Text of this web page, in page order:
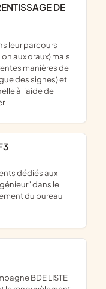
aux oraux) mais
manières de
des signes) et
à l'aide de
dans le
du bureau